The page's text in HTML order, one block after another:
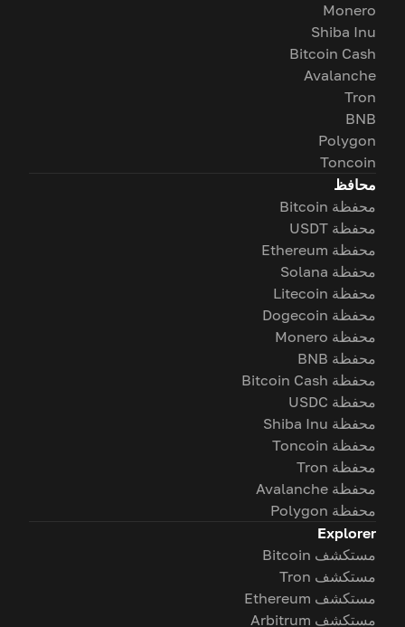
Monero
Shiba Inu
Bitcoin Cash
Avalanche
Tron
BNB
Polygon
Toncoin
محافظ
محفظة Bitcoin
محفظة USDT
محفظة Ethereum
محفظة Solana
محفظة Litecoin
محفظة Dogecoin
محفظة Monero
محفظة BNB
محفظة Bitcoin Cash
محفظة USDC
محفظة Shiba Inu
محفظة Toncoin
محفظة Tron
محفظة Avalanche
محفظة Polygon
Explorer
مستكشف Bitcoin
مستكشف Tron
مستكشف Ethereum
مستكشف Arbitrum